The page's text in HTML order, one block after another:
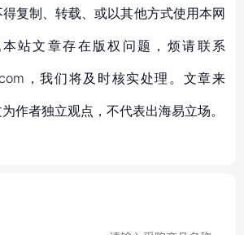
复制、转载、或以其他方式使用本网
站文章存在版权问题，烦请联系
，我们将及时核实处理。文章来
作者独立观点，不代表出海易立场。